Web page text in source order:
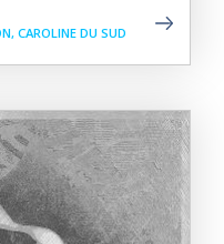
CAROLINE DU SUD